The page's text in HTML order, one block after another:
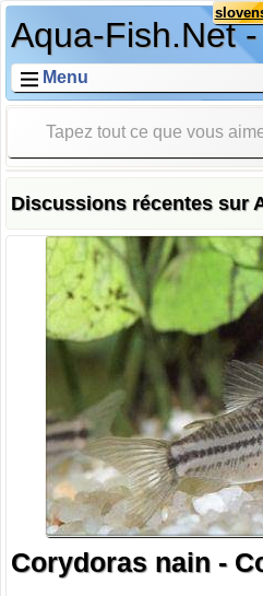
Aqua-Fish.Net
Menu
Discussions récentes sur
Corydoras nain -